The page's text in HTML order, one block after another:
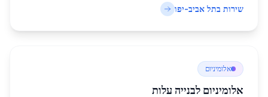
שירות בתל אביב-יפו
אלומיניום
אלומיניום לבנייה עלות